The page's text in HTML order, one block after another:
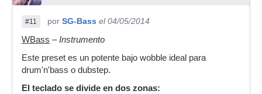
#11 por SG-Bass el 04/05/2014
WBass –Instrumento
Este preset es un potente bajo wobble ideal para
drum'n'bass o dubstep.
El teclado se divide en dos zonas: